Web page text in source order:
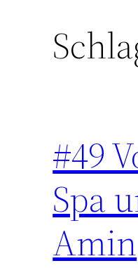
#49
Spa
Amin